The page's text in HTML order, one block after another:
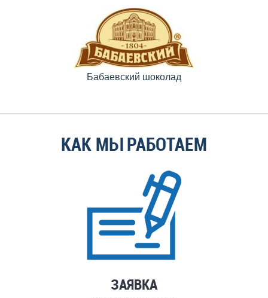
Бабаевский шоколад
КАК МЫ РАБОТАЕМ
ЗАЯВКА